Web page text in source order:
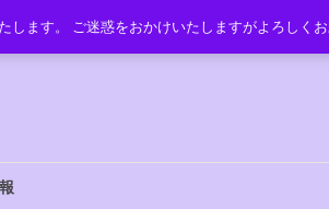
ます。 ご迷惑をおかけいたしますがよろしくお